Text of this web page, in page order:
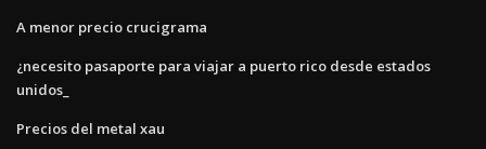
A menor precio crucigrama
¿necesito pasaporte para viajar a puerto rico desde estados
unidos_
Precios del metal xau